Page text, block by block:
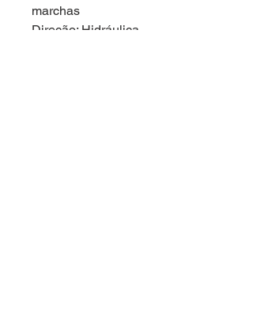
marchas
Direção: Hidráulica